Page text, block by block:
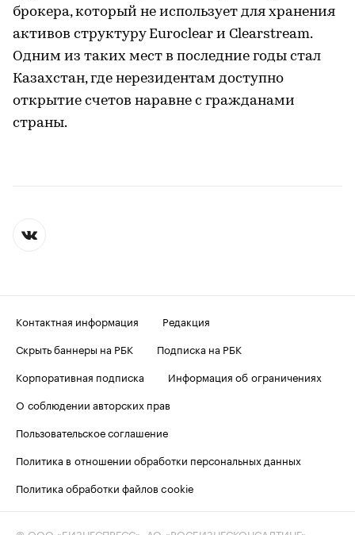
брокера, который не использует для хранения
активов структуру Euroclear и Clearstream.
Одним из таких мест в последние годы стал
Казахстан, где нерезидентам доступно
открытие счетов наравне с гражданами
страны.
Контактная информация
Редакция
Скрыть баннеры на РБК
Подписка на РБК
Корпоративная подписка
Информация об ограничениях
О соблюдении авторских прав
Пользовательское соглашение
Политика в отношении обработки персональных данных
Политика обработки файлов cookie